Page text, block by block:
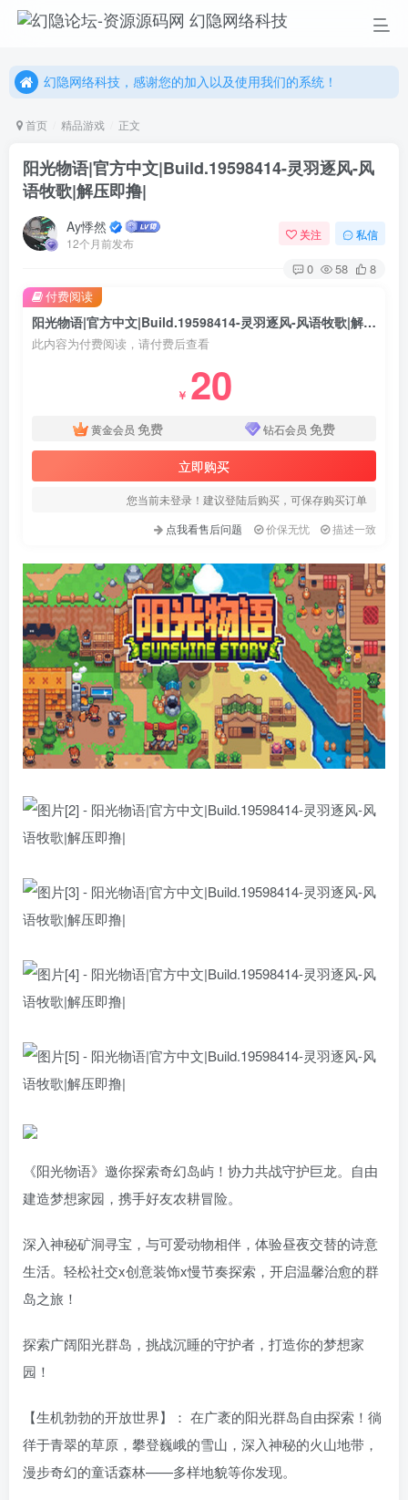
幻隐网络科技，感谢您的加入以及使用我们的系统！
幻隐网络科技，感谢您的加入以及使用我们的系统！
首页 精品游戏 正文
阳光物语|官方中文|Build.19598414-灵羽逐风-风
语牧歌|解压即撸|
Ay悸然
12个月前发布
关注 私信
0 58 8
阳光物语|官方中文|Build.19598414-灵羽逐风-风语牧歌|解压即撸|
此内容为付费阅读，请付费后查看
￥ 20
黄金会员 免费 钻石会员 免费
立即购买
您当前未登录！建议登陆后购买，可保存购买订单
点我看售后问题
价保无忧 描述一致
付费阅读
《阳光物语》邀你探索奇幻岛屿！协力共战守护巨龙。自由
建造梦想家园，携手好友农耕冒险。
深入神秘矿洞寻宝，与可爱动物相伴，体验昼夜交替的诗意
生活。轻松社交x创意装饰x慢节奏探索，开启温馨治愈的群
岛之旅！
探索广阔阳光群岛，挑战沉睡的守护者，打造你的梦想家
园！
【生机勃勃的开放世界】： 在广袤的阳光群岛自由探索！徜
徉于青翠的草原，攀登巍峨的雪山，深入神秘的火山地带，
漫步奇幻的童话森林——多样地貌等你发现。